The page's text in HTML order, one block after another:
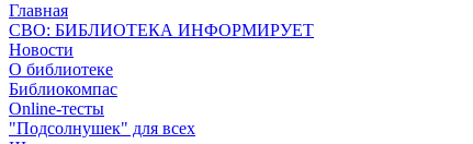
Главная
СВО: БИБЛИОТЕКА ИНФОРМИРУЕТ
Новости
О библиотеке
Библиокомпас
Online-тесты
"Подсолнушек" для всех